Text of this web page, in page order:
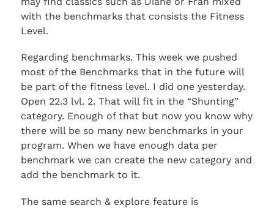
with the benchmarks that consists the Fitness
Level.
Regarding benchmarks. This week we pushed
most of the Benchmarks that in the future will
be part of the fitness level. I did one yesterday.
Open 22.3 lvl. 2. That will fit in the “Shunting”
category. Enough of that but now you know why
there will be so many new benchmarks in your
program. When we have enough data per
benchmark we can create the new category and
add the benchmark to it.
The same search & explore feature is